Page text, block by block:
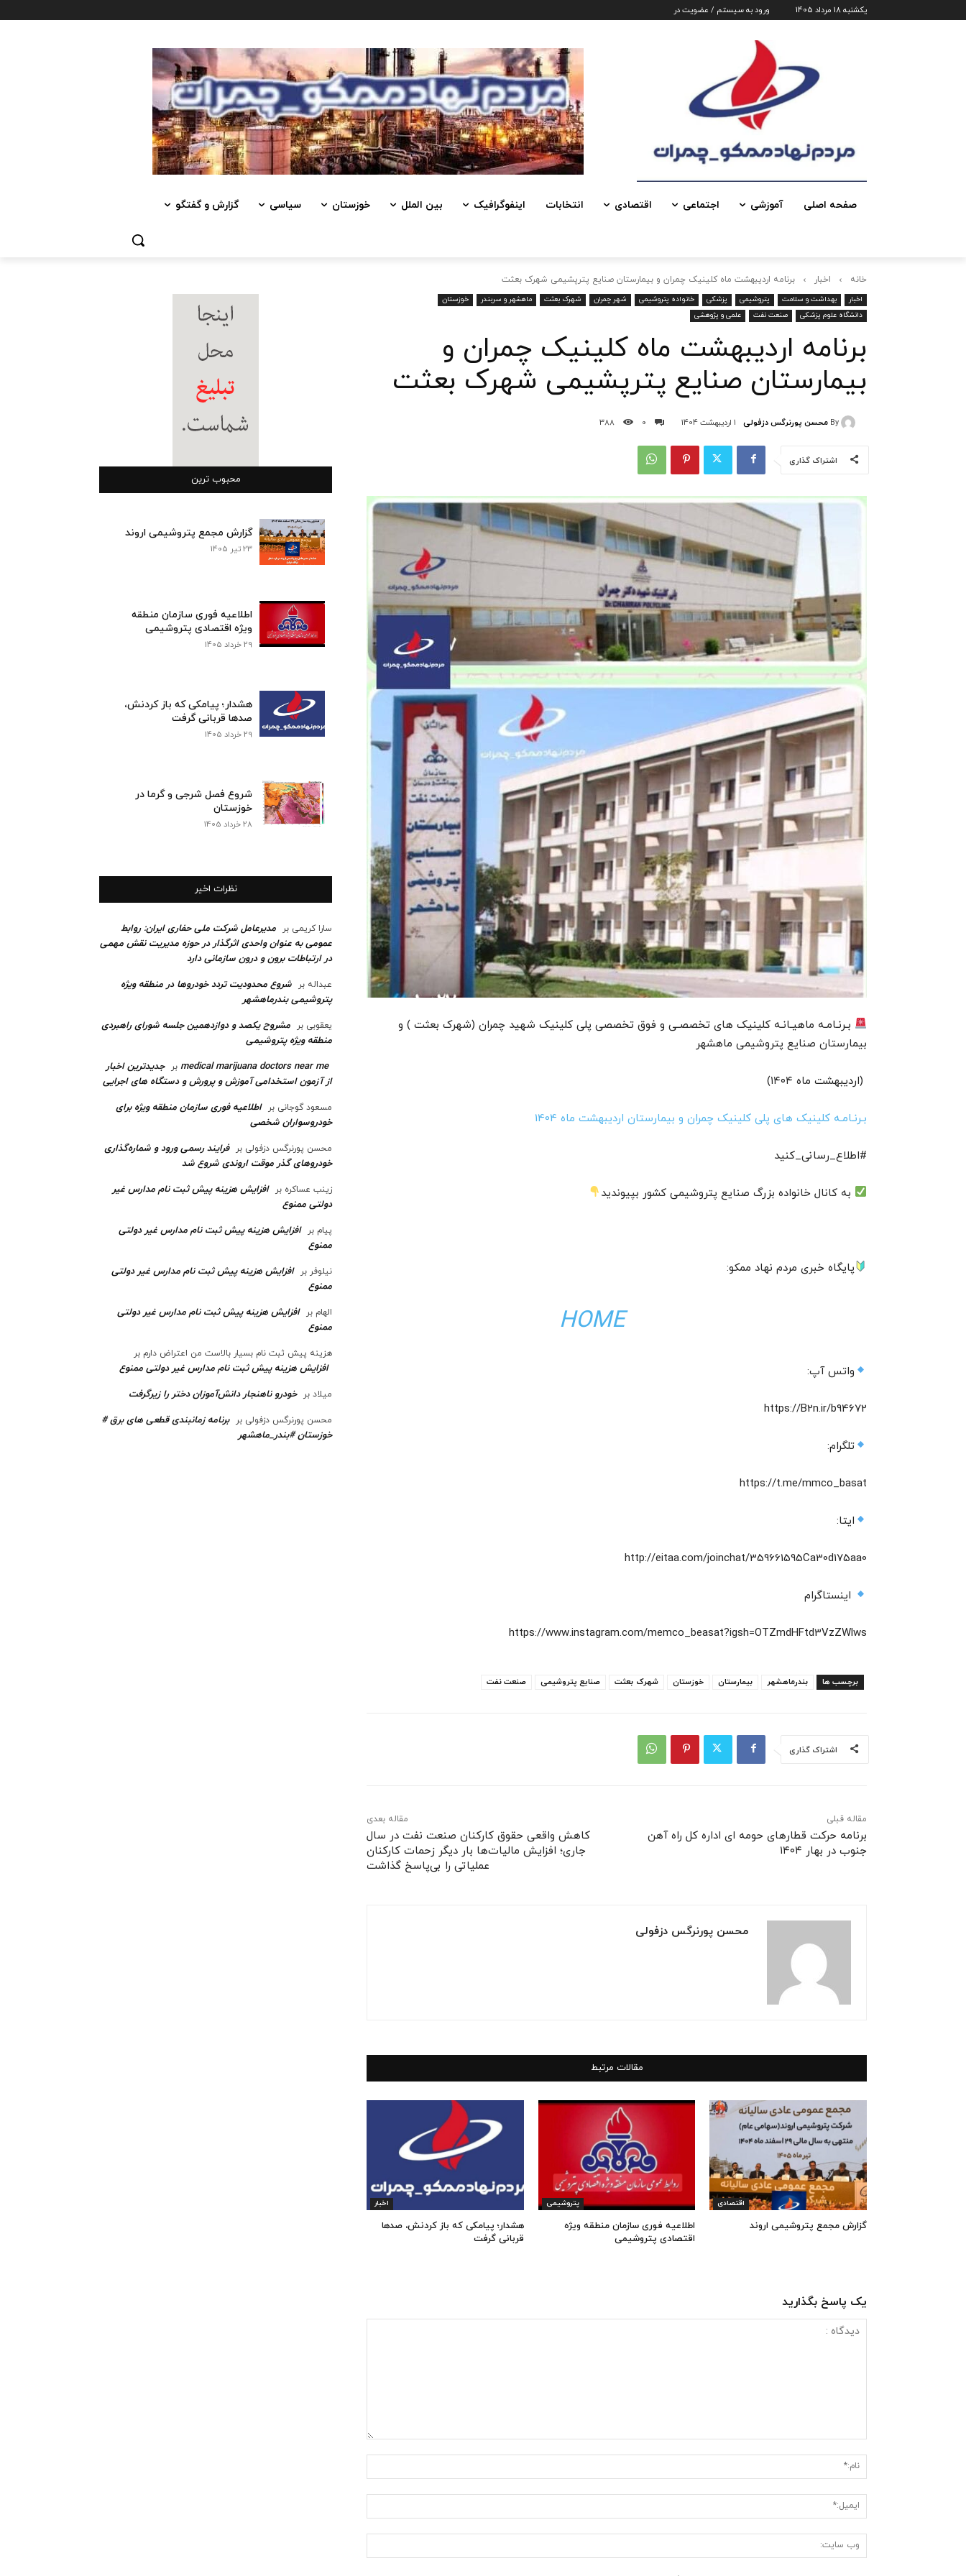
یکشنبه 18 مرداد 1405 ورود به سیستم / عضویت در
صفحه اصلی آموزشی اجتماعی اقتصادی انتخابات اینفوگرافیک بین الملل خوزستان سیاسی گزارش و گفتگو
خانه اخبار برنامه اردیبهشت ماه کلینیک چمران و بیمارستان صنایع پترپشیمی شهرک بعثت
اخبار بهداشت و سلامت پتروشیمی پزشکی خانواده پتروشیمی شهر چمران شهرک بعثت ماهشهر و سربندر
خوزستان
دانشگاه علوم پزشکی
صنعت نفت علمی و پژوهشی
برنامه اردیبهشت ماه کلینیک چمران و
بیمارستان صنایع پترپشیمی شهرک بعثت
By محسن پورنرگس دزفولی 1 اردیبهشت 1404 0
388
اشتراک گذاری
بـرنـامـه ماهیـانـه کلینیک های تخصصـی و فوق تخصصی پلی کلینیک شهید چمران (شهرک بعثت ) و
بیمارستان صنایع پتروشیمی ماهشهر
(اردیبهشت ماه ۱۴۰۴)
بـرنـامـه کلینیک های پلی کلینیک چمران و بیمارستان اردیبهشت ماه 1404
#اطلاع_رسانی_کنید
به کانال خانواده بزرگ صنایع پتروشیمی کشور بپیوندید
پایگاه خبری مردم نهاد ممکو:
HOME
واتس آپ:
https://B2n.ir/b94672
تلگرام:
https://t.me/mmco_basat
ایتا:
http://eitaa.com/joinchat/359661595Ca30d175aa0
اینستاگرام
https://www.instagram.com/memco_beasat?igsh=OTZmdHFtd3VzZWlws
برچسب ها بندرماهشهر بیمارستان خوزستان شهرک بعثت صنایع پتروشیمی صنعت نفت
اشتراک گذاری
مقاله قبلی
برنامه حرکت قطارهای حومه ای اداره کل راه آهن
جنوب در بهار ۱۴۰۴
مقاله بعدی
کاهش واقعی حقوق کارکنان صنعت نفت در سال
جاری؛ افزایش مالیات‌ها بار دیگر زحمات کارکنان
عملیاتی را بی‌پاسخ گذاشت
محسن پورنرگس دزفولی
مقالات مرتبط
اقتصادی
گزارش مجمع پتروشیمی اروند
پتروشیمی
اطلاعیه فوری سازمان منطقه ویژه
اقتصادی پتروشیمی
اخبار
هشدار؛ پیامکی که باز کردنش، صدها
قربانی گرفت
یک پاسخ بگذارید
سایت:
محبوب ترین
گزارش مجمع پتروشیمی اروند
23 تیر 1405
اطلاعیه فوری سازمان منطقه
ویژه اقتصادی پتروشیمی
29 خرداد 1405
هشدار؛ پیامکی که باز کردنش،
صدها قربانی گرفت
29 خرداد 1405
شروع فصل شرجی و گرما در
خوزستان
28 خرداد 1405
نظرات اخیر
سارا کریمی بر
مدیرعامل شرکت ملی حفاری ایران: روابط
عمومی به عنوان واحدی اثرگذار در حوزه مدیریت نقش مهمی
در ارتباطات برون و درون سازمانی دارد
عبداله بر
شروع محدودیت تردد خودروها در منطقه ویژه
پتروشیمی بندرماهشهر
یعقوبی بر
مشروح یکصد و دوازدهمین جلسه شورای راهبردی
منطقه ویژه پتروشیمی‌
medical marijuana doctors near me بر
جدیدترین اخبار
از آزمون استخدامی آموزش و پرورش و دستگاه های اجرایی
مسعود گوجانی بر
اطلاعیه فوری سازمان منطقه ویژه برای
خودروسواران شخصی
محسن پورنرگس دزفولی بر
فرایند رسمی ورود و شماره‌گذاری
خودرو‌های گذر موقت اروندی شروع شد
زینب عساکره بر
افزایش هزینه پیش ثبت نام مدارس غیر
دولتی ممنوع
پیام بر
افزایش هزینه پیش ثبت نام مدارس غیر دولتی
ممنوع
نیلوفر بر
افزایش هزینه پیش ثبت نام مدارس غیر دولتی
ممنوع
الهام بر
افزایش هزینه پیش ثبت نام مدارس غیر دولتی
ممنوع
هزینه پیش ثبت نام بسیار بالاست من اعتراض دارم بر
افزایش هزینه پیش ثبت نام مدارس غیر دولتی ممنوع
میلاد بر خودرو ناهنجار دانش‌آموزان دختر را زیرگرفت
محسن پورنرگس دزفولی بر
برنامه زمانبندی قطعی های برق #
خوزستان #بندر_ماهشهر